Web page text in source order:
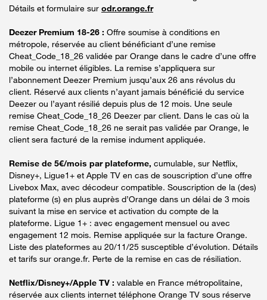
Détails et formulaire sur odr.orange.fr
Deezer Premium 18-26 : Offre soumise à conditions en
métropole, réservée au client bénéficiant d’une remise
Cheat_Code_18_26 validée par Orange dans le cadre d’une offre
mobile ou internet éligibles. La remise s’appliquera sur
l’abonnement Deezer Premium jusqu’aux 26 ans révolus du
client. Réservé aux clients n’ayant jamais bénéficié du service
Deezer ou l’ayant résilié depuis plus de 12 mois. Une seule
remise Cheat_Code_18_26 Deezer par client. Dans le cas où la
remise Cheat_Code_18_26 ne serait pas validée par Orange, le
client sera facturé de la remise indument appliquée.
Remise de 5€/mois par plateforme, cumulable, sur Netflix,
Disney+, Ligue1+ et Apple TV en cas de souscription d’une offre
Livebox Max, avec décodeur compatible. Souscription de la (des)
plateforme (s) en plus auprès d’Orange dans un délai de 3 mois
suivant la mise en service et activation du compte de la
plateforme. Ligue 1+ : avec engagement mensuel ou avec
engagement 12 mois. Remise appliquée sur la facture Orange.
Liste des plateformes au 20/11/25 susceptible d’évolution. Détails
et tarifs sur orange.fr. Perte de la remise en cas de résiliation.
Netflix/Disney+/Apple TV : valable en France métropolitaine,
réservée aux clients internet téléphone Orange TV sous réserve